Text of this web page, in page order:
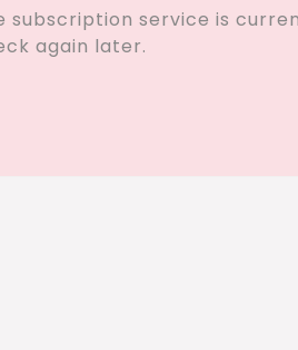
subscription service is
again later.